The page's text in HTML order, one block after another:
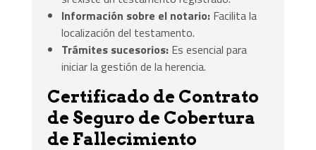
Información sobre el notario: Facilita la
localización del testamento.
Trámites sucesorios: Es esencial para
iniciar la gestión de la herencia.
Certificado de Contrato
de Seguro de Cobertura
de Fallecimiento